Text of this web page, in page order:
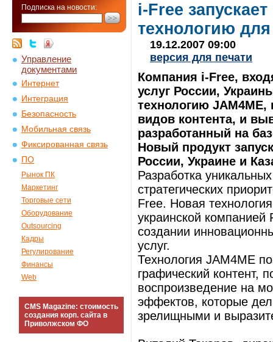
Подписка на новости:
Управление
документами
Интернет
Интеграция
Безопасность
Мобильная связь
Фиксированная связь
ПО
Рынок ПК
Маркетинг
Торговые сети
Оборудование
Outsourcing
Кадры
Регулирование
Финансы
Web
CMS Magazine: стоимость
создания корп. сайта в
Приволжском ФО
i-Free
технологию
19.12.2007 09:00
версия для печати
Компания i-Free,
услуг России,
технологию
видов контента, и
разработанный на
Новый продукт
России, Украине и
Разработка
стратегических
Free. Новая
украинской
создании
услуг.
Технология JAM4ME
графический контент,
воспроизведение на
эффектов, которые
зрелищными и